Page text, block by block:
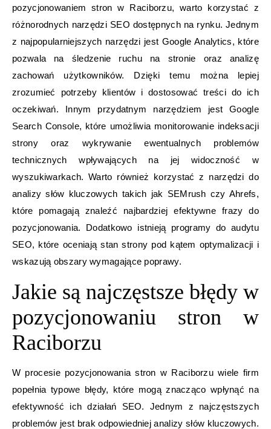
pozycjonowaniem stron w Raciborzu, warto korzystać z
różnorodnych narzędzi SEO dostępnych na rynku. Jednym
z najpopularniejszych narzędzi jest Google Analytics, które
pozwala na śledzenie ruchu na stronie oraz analizę
zachowań użytkowników. Dzięki temu można lepiej
zrozumieć potrzeby klientów i dostosować treści do ich
oczekiwań. Innym przydatnym narzędziem jest Google
Search Console, które umożliwia monitorowanie indeksacji
strony oraz wykrywanie ewentualnych problemów
technicznych wpływających na jej widoczność w
wyszukiwarkach. Warto również korzystać z narzędzi do
analizy słów kluczowych takich jak SEMrush czy Ahrefs,
które pomagają znaleźć najbardziej efektywne frazy do
pozycjonowania. Dodatkowo istnieją programy do audytu
SEO, które oceniają stan strony pod kątem optymalizacji i
wskazują obszary wymagające poprawy.
Jakie są najczęstsze błędy w
pozycjonowaniu stron w
Raciborzu
W procesie pozycjonowania stron w Raciborzu wiele firm
popełnia typowe błędy, które mogą znacząco wpłynąć na
efektywność ich działań SEO. Jednym z najczęstszych
problemów jest brak odpowiedniej analizy słów kluczowych.